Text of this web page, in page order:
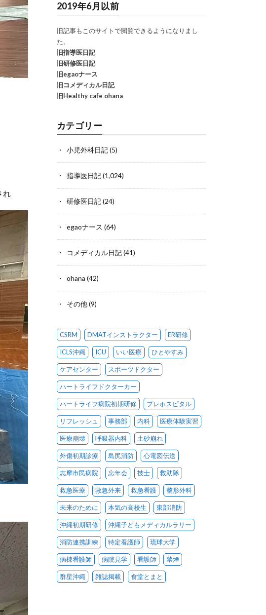
れ
2019年6月以前
旧記事もこのサイトで閲覧できるようになりまし
た。
旧指導医日記
旧研修医日記
旧egaoナース
旧コメディカル日記
旧Healthy cafe ohana
カテゴリー
小児外科日記(5)
指導医日記(1,024)
研修医日記(24)
egaoナース (64)
コメディカル日記(41)
ohana (42)
その他(9)
CSRM DMATインストラクター ER研修
ICLS沖縄 ICU いい医療 ひとやすみ
ケアセンター スポーツドクター
ハートライフドクターカー
ハートライフ病院初期研修 プレホスピタル
リフレッシュ 事務部 内科 医療体験実習
医療崩壊 呼吸器内科 土砂崩れ
外傷初期診療 島尻消防 心電図伝送
志摩市民病院 忘年会 技士 救助隊
救急医療 救急外来 救急看護 整形外科
未来のために 本気の高校生 東部消防
沖縄初期研修 沖縄子どもメディカルラリー
消防連携訓練 特定看護師 琉球大学
病棟看護師 病院見学 看護師 禁煙
群星沖縄 雑誌掲載 食堂とまと